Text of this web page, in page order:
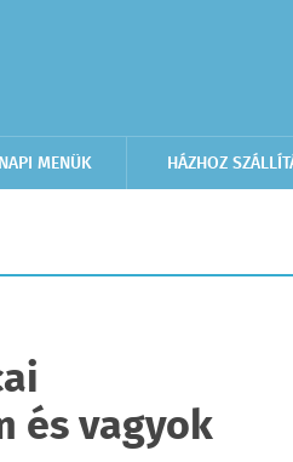
NAPI MENÜK HÁZHOZ
és vagyok